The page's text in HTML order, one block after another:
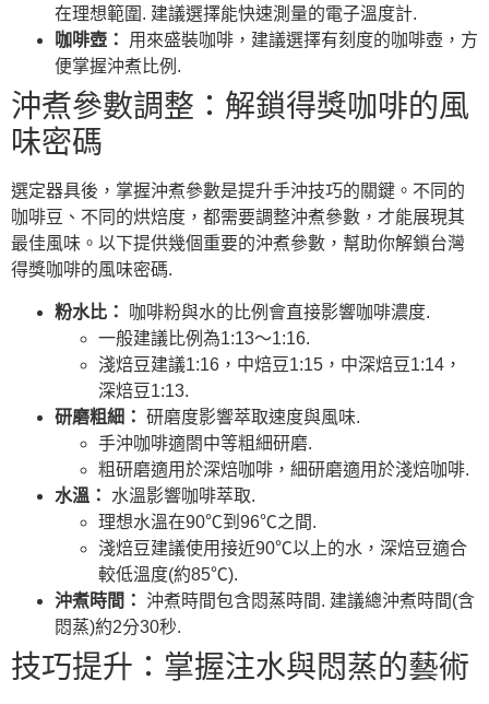
在理想範圍. 建議選擇能快速測量的電子溫度計.
咖啡壺：
用來盛裝咖啡，建議選擇有刻度的咖啡壺，方
便掌握沖煮比例.
沖煮參數調整：解鎖得獎咖啡的風
味密碼
選定器具後，掌握沖煮參數是提升手沖技巧的關鍵。不同的
咖啡豆、不同的烘焙度，都需要調整沖煮參數，才能展現其
最佳風味。以下提供幾個重要的沖煮參數，幫助你解鎖台灣
得獎咖啡的風味密碼.
粉水比：
咖啡粉與水的比例會直接影響咖啡濃度.
一般建議比例為1:13～1:16.
淺焙豆建議1:16，中焙豆1:15，中深焙豆1:14，
深焙豆1:13.
研磨粗細： 研磨度影響萃取速度與風味.
手沖咖啡適閤中等粗細研磨.
粗研磨適用於深焙咖啡，細研磨適用於淺焙咖啡.
水溫：
水溫影響咖啡萃取.
理想水溫在90℃到96℃之間.
淺焙豆建議使用接近90℃以上的水，深焙豆適合
較低溫度(約85℃).
沖煮時間：
沖煮時間包含悶蒸時間. 建議總沖煮時間(含
悶蒸)約2分30秒.
技巧提升：掌握注水與悶蒸的藝術